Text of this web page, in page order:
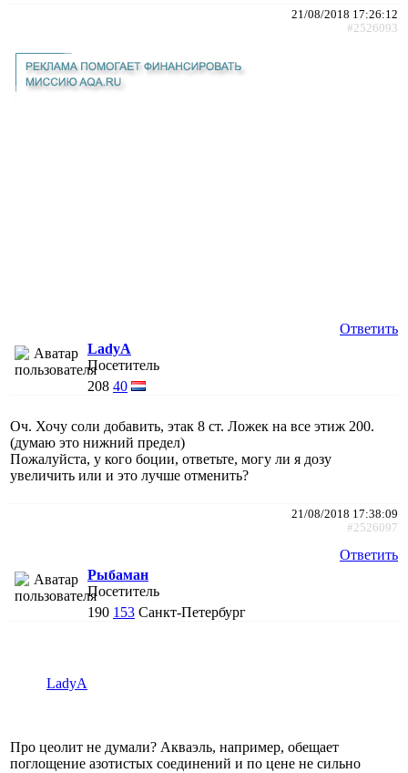
21/08/2018 17:26:12
#2526093
Ответить
LadyA
Посетитель
208 40
Оч. Хочу соли добавить, этак 8 ст. Ложек на все этиж 200.
(думаю это нижний предел)
Пожалуйста, у кого боции, ответьте, могу ли я дозу
увеличить или и это лучше отменить?
21/08/2018 17:38:09
#2526097
Ответить
Рыбаман
Посетитель
190 153 Санкт-Петербург
LadyA
Про цеолит не думали? Акваэль, например, обещает
поглощение азотистых соединений и по цене не сильно